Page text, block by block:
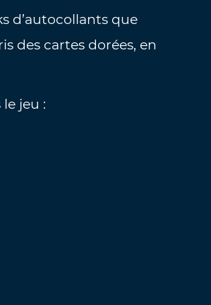
d’autocollants que
des cartes dorées, en
jeu :